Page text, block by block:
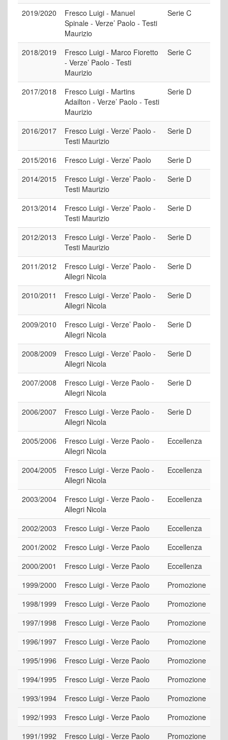
2019/2020
Fresco Luigi - Manuel
Spinale - Verze’ Paolo - Testi
Maurizio
Serie C
2018/2019
Fresco Luigi - Marco Fioretto
- Verze’ Paolo - Testi
Maurizio
Serie C
2017/2018
Fresco Luigi - Martins
Adailton - Verze’ Paolo - Testi
Maurizio
Serie D
2016/2017
Fresco Luigi - Verze’ Paolo -
Testi Maurizio
Serie D
2015/2016 Fresco Luigi - Verze’ Paolo
Serie D
2014/2015
Fresco Luigi - Verze’ Paolo -
Testi Maurizio
Serie D
2013/2014
Fresco Luigi - Verze’ Paolo -
Testi Maurizio
Serie D
2012/2013
Fresco Luigi - Verze’ Paolo -
Testi Maurizio
Serie D
2011/2012
Fresco Luigi - Verze’ Paolo -
Allegri Nicola
Serie D
2010/2011
Fresco Luigi - Verze’ Paolo -
Allegri Nicola
Serie D
2009/2010
Fresco Luigi - Verze’ Paolo -
Allegri Nicola
Serie D
2008/2009
Fresco Luigi - Verze’ Paolo -
Allegri Nicola
Serie D
2007/2008
Fresco Luigi - Verze Paolo -
Allegri Nicola
Serie D
2006/2007
Fresco Luigi - Verze Paolo -
Allegri Nicola
Serie D
2005/2006
Fresco Luigi - Verze Paolo -
Allegri Nicola
Eccellenza
2004/2005
Fresco Luigi - Verze Paolo -
Allegri Nicola
Eccellenza
2003/2004
Fresco Luigi - Verze Paolo -
Allegri Nicola
Eccellenza
2002/2003 Fresco Luigi - Verze Paolo
Eccellenza
2001/2002
Fresco Luigi - Verze Paolo
Eccellenza
2000/2001
Fresco Luigi - Verze Paolo
Eccellenza
1999/2000
Fresco Luigi - Verze Paolo
Promozione
1998/1999
Fresco Luigi - Verze Paolo
Promozione
1997/1998
Fresco Luigi - Verze Paolo
Promozione
1996/1997
Fresco Luigi - Verze Paolo
Promozione
1995/1996
Fresco Luigi - Verze Paolo
Promozione
1994/1995
Fresco Luigi - Verze Paolo
Promozione
1993/1994
Fresco Luigi - Verze Paolo
Promozione
1992/1993
Fresco Luigi - Verze Paolo
Promozione
1991/1992
Fresco Luigi - Verze Paolo Promozione